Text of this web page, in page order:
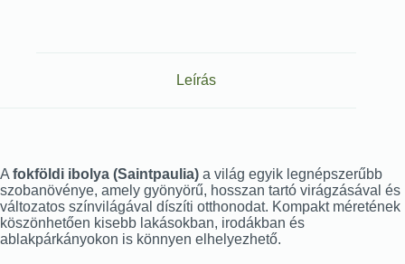
Leírás
A fokföldi ibolya (Saintpaulia) a világ egyik legnépszerűbb
szobanövénye, amely gyönyörű, hosszan tartó virágzásával és
változatos színvilágával díszíti otthonodat. Kompakt méretének
köszönhetően kisebb lakásokban, irodákban és
ablakpárkányokon is könnyen elhelyezhető.